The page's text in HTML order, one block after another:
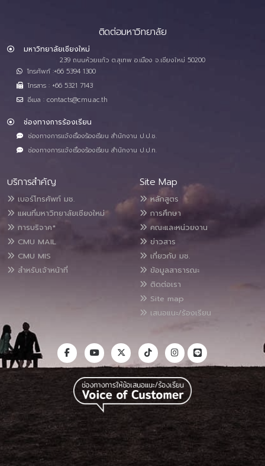
ติดต่อมหาวิทยาลัย
มหาวิทยาลัยเชียงใหม่
239 ถนนห้วยแก้ว ต.สุเทพ อ.เมือง จ.เชียงใหม่ 50200
โทรศัพท์ :+66 5394 1300
โทรสาร : +66 5321 7143
อีเมล : contacts@cmu.ac.th
ช่องทางการร้องเรียน
ช่องทางการแจ้งเรื่องร้องเรียน สำนักงาน ป.ป.ช.
ช่องทางการแจ้งเรื่องร้องเรียน สำนักงาน ป.ป.ท.
บริการสำคัญ
เบอร์โทรศัพท์ มช.
แผนที่มหาวิทยาลัยเชียงใหม่
การบริจาค*
CMU MAIL
CMU MIS
สำหรับเจ้าหน้าที่
Site Map
หลักสูตร
การศึกษา
คณะและหน่วยงาน
ข่าวสาร
เกี่ยวกับ มช.
ข้อมูลสาธารณะ
ติดต่อเรา
Site map
เสนอแนะ/ร้องเรียน